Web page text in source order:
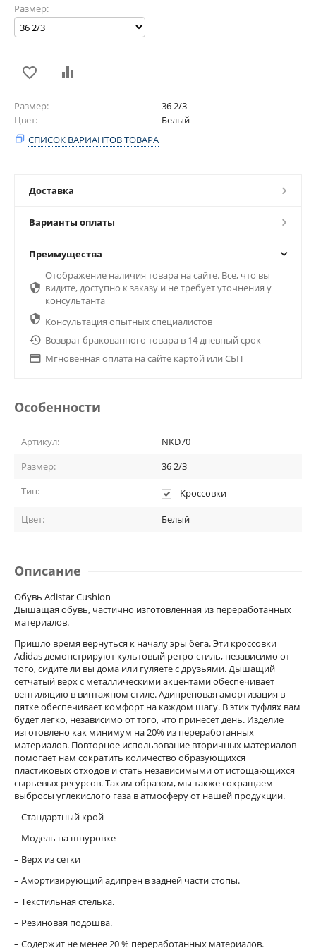
Размер:
Размер
36 2/3
Цвет
Белый
СПИСОК ВАРИАНТОВ ТОВАРА
Доставка
Варианты оплаты
Преимущества

Отображение наличия товара на сайте. Все, что вы
видите, доступно к заказу и не требует уточнения у
консультанта
 Консультация опытных специалистов
 Возврат бракованного товара в 14 дневный срок
 Мгновенная оплата на сайте картой или СБП
Особенности
Артикул:
NKD70
Размер:
36 2/3
Тип:
Кроссовки
Цвет: Белый
Описание
Обувь Adistar Cushion
Дышащая обувь, частично изготовленная из переработанных
материалов.
Пришло время вернуться к началу эры бега. Эти кроссовки
Adidas демонстрируют культовый ретро-стиль, независимо от
того, сидите ли вы дома или гуляете с друзьями. Дышащий
сетчатый верх с металлическими акцентами обеспечивает
вентиляцию в винтажном стиле. Адипреновая амортизация в
пятке обеспечивает комфорт на каждом шагу. В этих туфлях вам
будет легко, независимо от того, что принесет день. Изделие
изготовлено как минимум на 20% из переработанных
материалов. Повторное использование вторичных материалов
помогает нам сократить количество образующихся
пластиковых отходов и стать независимыми от истощающихся
сырьевых ресурсов. Таким образом, мы также сокращаем
выбросы углекислого газа в атмосферу от нашей продукции.
– Стандартный крой
– Модель на шнуровке
– Верх из сетки
– Амортизирующий адипрен в задней части стопы.
– Текстильная стелька.
– Резиновая подошва.
– Содержит не менее 20 % переработанных материалов.